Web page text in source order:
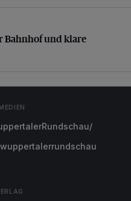
und klare Ansage
Bahnhof und klare